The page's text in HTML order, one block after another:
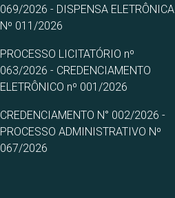
069/2026 - DISPENSA ELETRÔNICA
Nº 011/2026
PROCESSO LICITATÓRIO nº
063/2026 - CREDENCIAMENTO
ELETRÔNICO nº 001/2026
CREDENCIAMENTO N° 002/2026 -
PROCESSO ADMINISTRATIVO Nº
067/2026